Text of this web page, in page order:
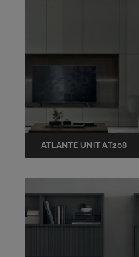
ATLANTE UNIT AT208